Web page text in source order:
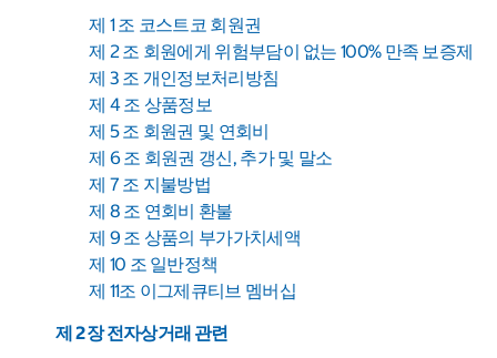
제 1 조 코스트코 회원권
제 2 조 회원에게 위험부담이 없는 100% 만족 보증제
제 3 조 개인정보처리방침
제 4 조 상품정보
제 5 조 회원권 및 연회비
제 6 조 회원권 갱신, 추가 및 말소
제 7 조 지불방법
제 8 조 연회비 환불
제 9 조 상품의 부가가치세액
제 10 조 일반정책
제 11조 이그제큐티브 멤버십
제 2 장 전자상거래 관련